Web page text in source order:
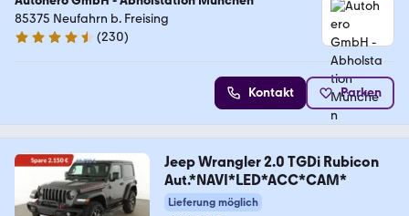
85375 Neufahrn b. Freising
4.4 Sterne
(230)
Kontakt Parken
Jeep Wrangler 2.0 TGDi Rubicon
Aut.*NAVI*LED*ACC*CAM*
Lieferung möglich